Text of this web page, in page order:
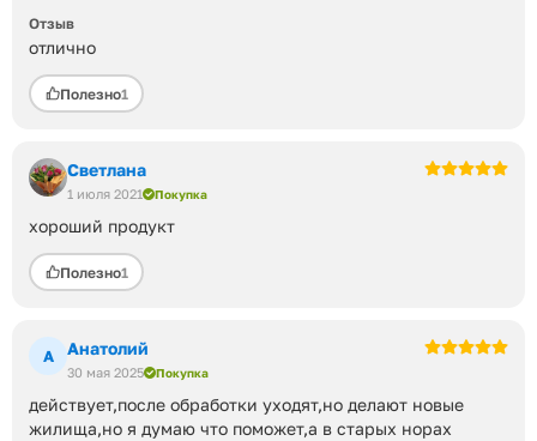
Отзыв
отлично
Полезно1
Светлана
1 июля 2021 Покупка
хороший продукт
Полезно1
А Анатолий
30 мая 2025 Покупка
действует,после обработки уходят,но делают новые
жилища,но я думаю что поможет,а в старых норах